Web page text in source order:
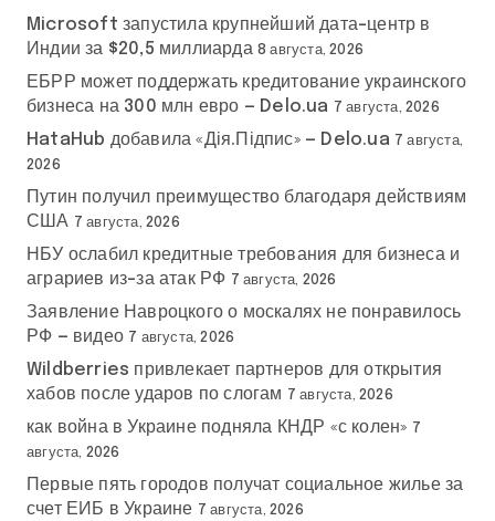
Microsoft запустила крупнейший дата-центр в
Индии за $20,5 миллиарда 8 августа, 2026
ЕБРР может поддержать кредитование украинского
бизнеса на 300 млн евро — Delo.ua 7 августа, 2026
HataHub добавила «Дія.Підпис» — Delo.ua 7 августа,
2026
Путин получил преимущество благодаря действиям
США 7 августа, 2026
НБУ ослабил кредитные требования для бизнеса и
аграриев из-за атак РФ 7 августа, 2026
Заявление Навроцкого о москалях не понравилось
РФ — видео 7 августа, 2026
Wildberries привлекает партнеров для открытия
хабов после ударов по слогам
7 августа, 2026
как война в Украине подняла КНДР «с колен» 7
августа, 2026
Первые пять городов получат социальное жилье за
счет ЕИБ в Украине 7 августа, 2026